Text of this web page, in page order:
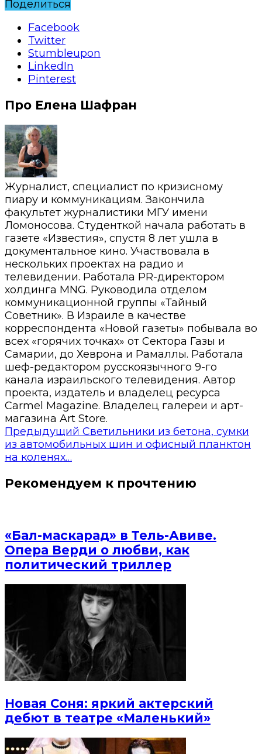
Поделиться
Facebook
Twitter
Stumbleupon
LinkedIn
Pinterest
Про Елена Шафран
Журналист, специалист по кризисному
пиару и коммуникациям. Закончила
факультет журналистики МГУ имени
Ломоносова. Студенткой начала работать в
газете «Известия», спустя 8 лет ушла в
документальное кино. Участвовала в
нескольких проектах на радио и
телевидении. Работала PR-директором
холдинга MNG. Руководила отделом
коммуникационной группы «Тайный
Советник». В Израиле в качестве
корреспондента «Новой газеты» побывала во
всех «горячих точках» от Сектора Газы и
Самарии, до Хеврона и Рамаллы. Работала
шеф-редактором русскоязычного 9-го
канала израильского телевидения. Автор
проекта, издатель и владелец ресурса
Carmel Magazine. Владелец галереи и арт-
магазина Art Store.
Предыдущий Светильники из бетона, сумки
из автомобильных шин и офисный планктон
на коленях…
Рекомендуем к прочтению
«Бал-маскарад» в Тель-Авиве.
Опера Верди о любви, как
политический триллер
Новая Соня: яркий актерский
дебют в театре «Маленький»